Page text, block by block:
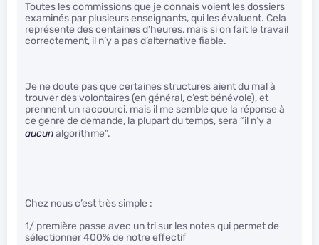
Toutes les commissions que je connais voient les dossiers
examinés par plusieurs enseignants, qui les évaluent. Cela
représente des centaines d’heures, mais si on fait le travail
correctement, il n’y a pas d’alternative fiable.
Je ne doute pas que certaines structures aient du mal à
trouver des volontaires (en général, c’est bénévole), et
prennent un raccourci, mais il me semble que la réponse à
ce genre de demande, la plupart du temps, sera “il n’y a
aucunalgorithme”.
Chez nous c’est très simple :
1/ première passe avec un tri sur les notes qui permet de
sélectionner 400% de notre effectif